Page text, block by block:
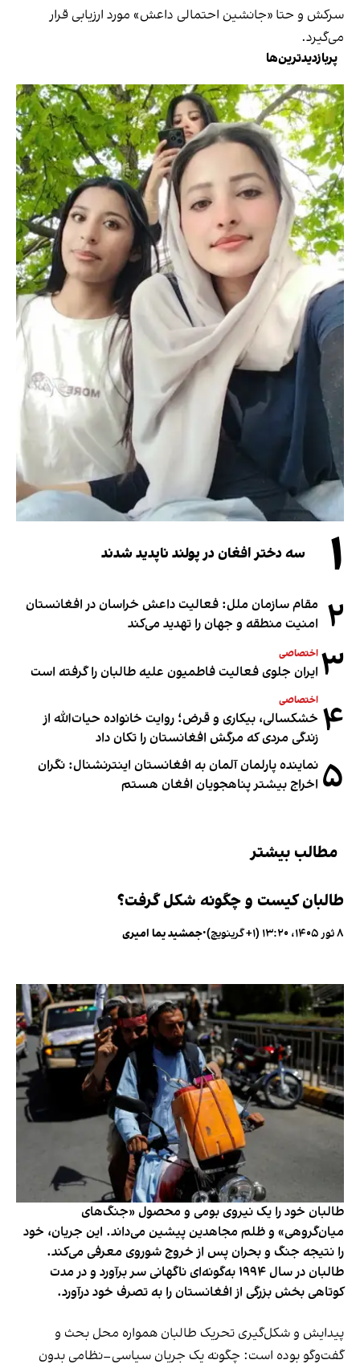
سرکش و حتا «جانشین احتمالی داعش» مورد ارزیابی قرار
می‌گیرد.
پربازدیدترین‌ها
۱ سه دختر افغان در پولند ناپدید شدند
۲ مقام سازمان ملل: فعالیت داعش خراسان در افغانستان
امنیت منطقه و جهان را تهدید می‌کند
۳ اختصاصی
ایران جلوی فعالیت فاطمیون علیه طالبان را گرفته است
۴ اختصاصی
خشکسالی، بیکاری و قرض؛ روایت خانواده حیات‌الله از
زندگی مردی که مرگش افغانستان را تکان داد
۵ نماینده پارلمان آلمان به افغانستان اینترنشنال: نگران
اخراج بیشتر پناهجویان افغان هستم
مطالب بیشتر
طالبان کیست و چگونه شکل گرفت؟
۸ ثور ۱۴۰۵، ۱۳:۲۰ (‎+۱ گرینویچ) •جمشید یما امیری
طالبان خود را یک نیروی بومی و محصول «جنگ‌های
میان‌گروهی» و ظلم مجاهدین پیشین می‌داند. این جریان، خود
را نتیجه جنگ و بحران پس از خروج شوروی معرفی می‌کند.
طالبان در سال ۱۹۹۴ به‌گونه‌ای ناگهانی سر برآورد و در مدت
کوتاهی بخش بزرگی از افغانستان را به تصرف خود درآورد.
پیدایش و شکل‌گیری تحریک طالبان همواره محل بحث و
گفت‌وگو بوده است: چگونه یک جریان سیاسی–نظامی بدون